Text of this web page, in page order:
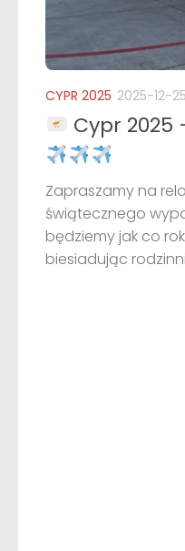
CYPR 2025 2025-12-25
Cypr 2025
Zapraszamy na
świątecznego
będziemy jak co
biesiadując